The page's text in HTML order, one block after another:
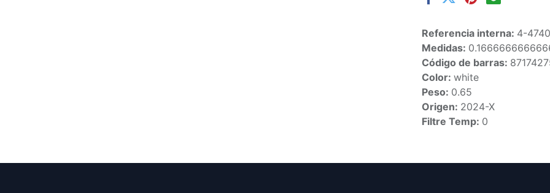
Referencia interna: 4-
Medidas:
Código de barras:
Color: white
Peso: 0.65
Origen: 2024-X
Filtre Temp: 0